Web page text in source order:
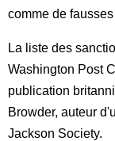
comme de
La liste des
Washington Post
publication
Browder, auteur
Jackson Society.